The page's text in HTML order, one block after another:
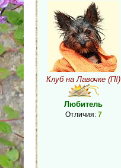
Клуб на Лавочке (П!)
Любитель
Отличия: 7